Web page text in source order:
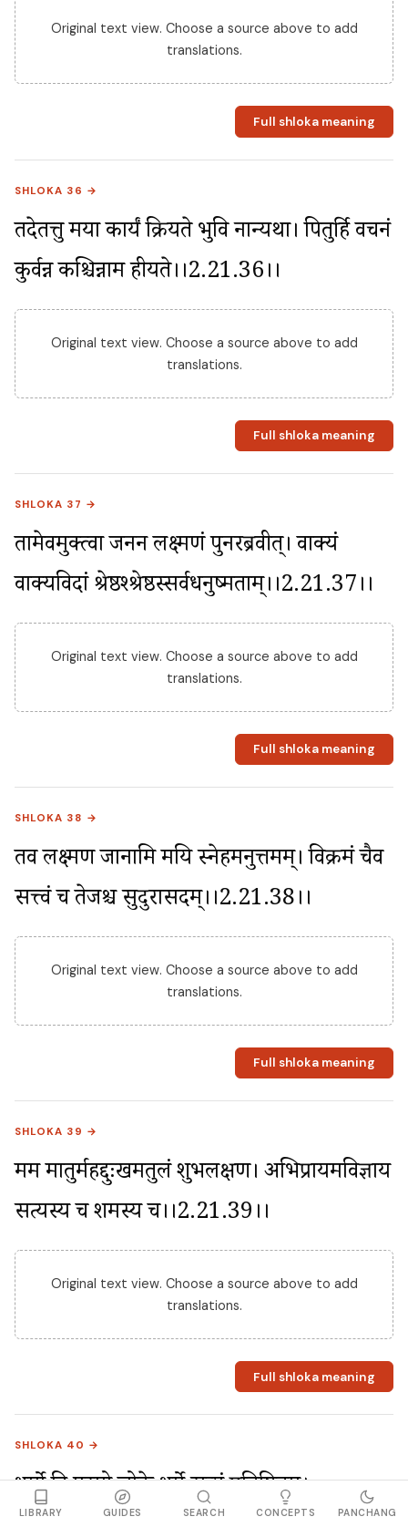
Original text view. Choose a source above to add
translations.
Full shloka meaning
SHLOKA 36 →
तदेतत्तु मया कार्यं क्रियते भुवि नान्यथा। पितुर्हि वचनं
कुर्वन्न कश्चिन्नाम हीयते।।2.21.36।।
Original text view. Choose a source above to add
translations.
Full shloka meaning
SHLOKA 37 →
तामेवमुक्त्वा जननीं लक्ष्मणं पुनरब्रवीत्। वाक्यं
वाक्यविदां श्रेष्ठश्श्रेष्ठस्सर्वधनुष्मताम्।।2.21.37।।
Original text view. Choose a source above to add
translations.
Full shloka meaning
SHLOKA 38 →
तव लक्ष्मण जानामि मयि स्नेहमनुत्तमम्। विक्रमं चैव
सत्त्वं च तेजश्च सुदुरासदम्।।2.21.38।।
Original text view. Choose a source above to add
translations.
Full shloka meaning
SHLOKA 39 →
मम मातुर्महद्दुःखमतुलं शुभलक्षण। अभिप्रायमविज्ञाय
सत्यस्य च शमस्य च।।2.21.39।।
Original text view. Choose a source above to add
translations.
Full shloka meaning
SHLOKA 40 →
धर्मो हि परमो लोके धर्मे सत्यं प्रतिष्ठितम्।
LIBRARY GUIDES SEARCH CONCEPTS PANCHANG